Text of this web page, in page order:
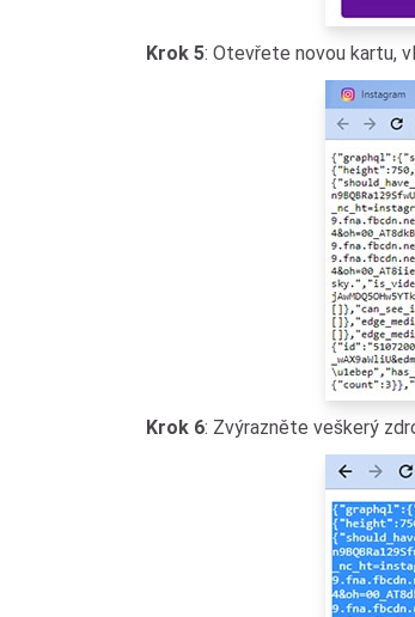
Krok 5: Otevřete novou kartu,
Krok 6: Zvýrazněte veškerý